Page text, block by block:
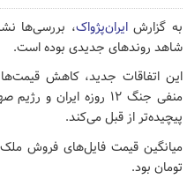
به گزارشایران‌پژواک، بررسی‌ها
شاهد روندهای جدیدی بوده است.
این اتفاقات جدید، کاهش
منفی جنگ ۱۲ روزه
پیچیده‌تر از قبل می‌کند.
تومان بود.